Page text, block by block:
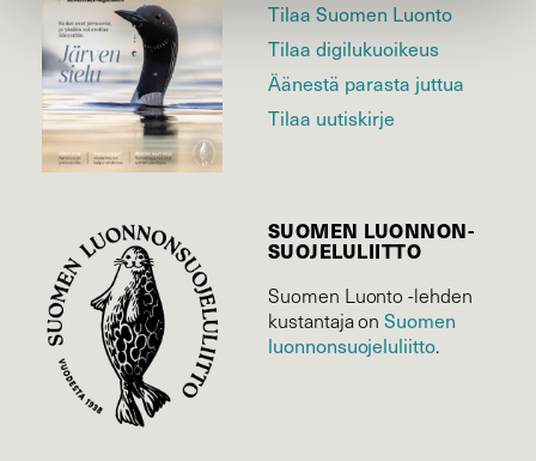
Tilaa Suomen Luonto
Tilaa digilukuoikeus
Äänestä parasta juttua
Tilaa uutiskirje
SUOMEN LUONNON­
SUOJELU­LIITTO
Suomen Luonto -lehden
kustantaja onSuomen
luonnonsuojelu­liitto.